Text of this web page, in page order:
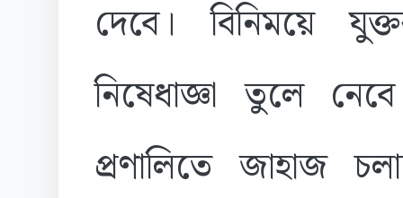
দেবে। বিনিময়ে
নিষেধাজ্ঞা তুলে
প্রণালিতে জাহাজ